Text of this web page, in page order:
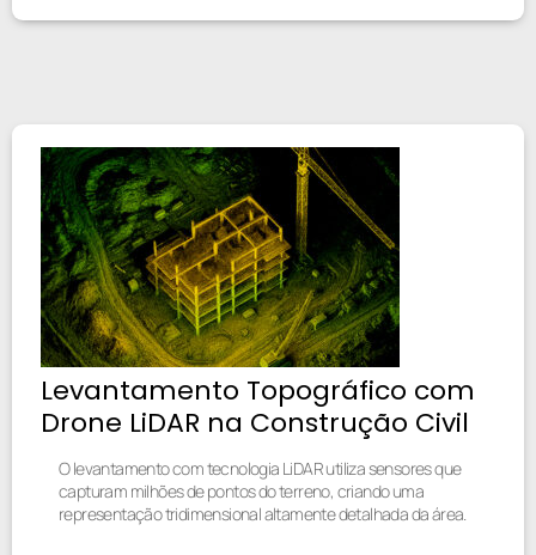
Levantamento Topográfico com
Drone LiDAR na Construção Civil
O levantamento com tecnologia LiDAR utiliza sensores que
capturam milhões de pontos do terreno, criando uma
representação tridimensional altamente detalhada da área.